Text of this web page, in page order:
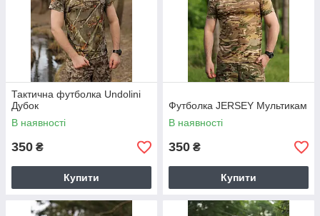
Тактична футболка Undolini
Дубок
В наявності
350 ₴
Купити
Футболка JERSEY Мультикам
В наявності
350 ₴
Купити